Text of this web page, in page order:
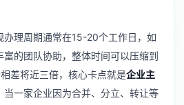
办理周期通常在15-20个工作日，如
的团队协助，整体时间可以压缩到
差将近三倍，核心卡点就是企业主
当一家企业因为合并、分立、转让等